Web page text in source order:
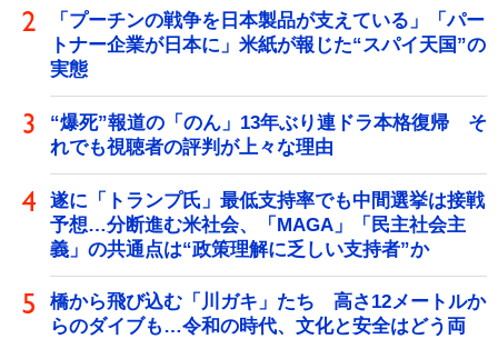
「プーチンの戦争を日本製品が支えている」「パー
トナー企業が日本に」米紙が報じた“スパイ天国”の
実態
“爆死”報道の「のん」13年ぶり連ドラ本格復帰 そ
れでも視聴者の評判が上々な理由
遂に「トランプ氏」最低支持率でも中間選挙は接戦
予想…分断進む米社会、「MAGA」「民主社会主
義」の共通点は“政策理解に乏しい支持者”か
橋から飛び込む「川ガキ」たち 高さ12メートルか
らのダイブも…令和の時代、文化と安全はどう両